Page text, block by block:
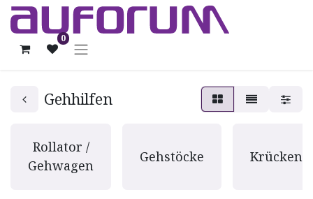
0
Gehhilfen
Rollator /
Gehwagen
Gehstöcke Krücken